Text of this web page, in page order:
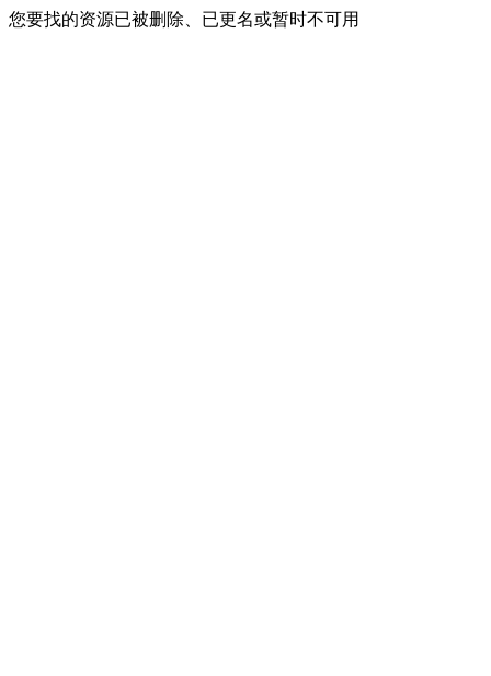
您要找的资源已被删除、已更名或暂时不可用